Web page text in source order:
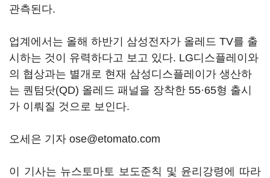
관측된다.
업계에서는 올해 하반기 삼성전자가 올레드 TV를 출
시하는 것이 유력하다고 보고 있다. LG디스플레이와
의 협상과는 별개로 현재 삼성디스플레이가 생산하
는 퀀텀닷(QD) 올레드 패널을 장착한 55·65형 출시
가 이뤄질 것으로 보인다.
오세은 기자 ose@etomato.com
이 기사는 뉴스토마토 보도준칙 및 윤리강령에 따라